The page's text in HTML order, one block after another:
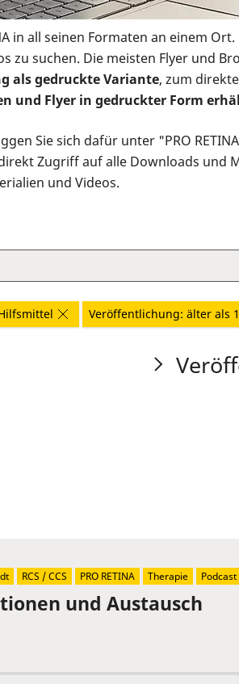
in all seinen Formaten an einem
zu suchen. Die meisten Flyer und
als gedruckte Variante, zum
und Flyer in gedruckter Form
Sie sich dafür unter "PRO
Zugriff auf alle Downloads und
und Videos.
Veröffentlichung: älter als
und Austausch
RCS / CCS PRO RETINA Therapie Podcast